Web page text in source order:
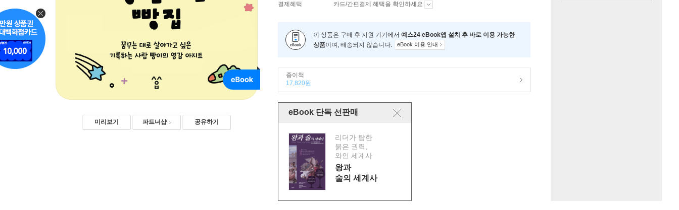
미리보기 파트너샵 공유하기
결제혜택 카드/간편결제 혜택을 확인하세요
이 상품은 구매 후 지원 기기에서 예스24 eBook앱 설치 후 바로 이용 가능한
상품이며, 배송되지 않습니다. eBook 이용 안내
종이책
17,820원
eBook 단독 선판매
리더가 탐한
붉은 권력,
와인 세계사
왕과
술의 세계사